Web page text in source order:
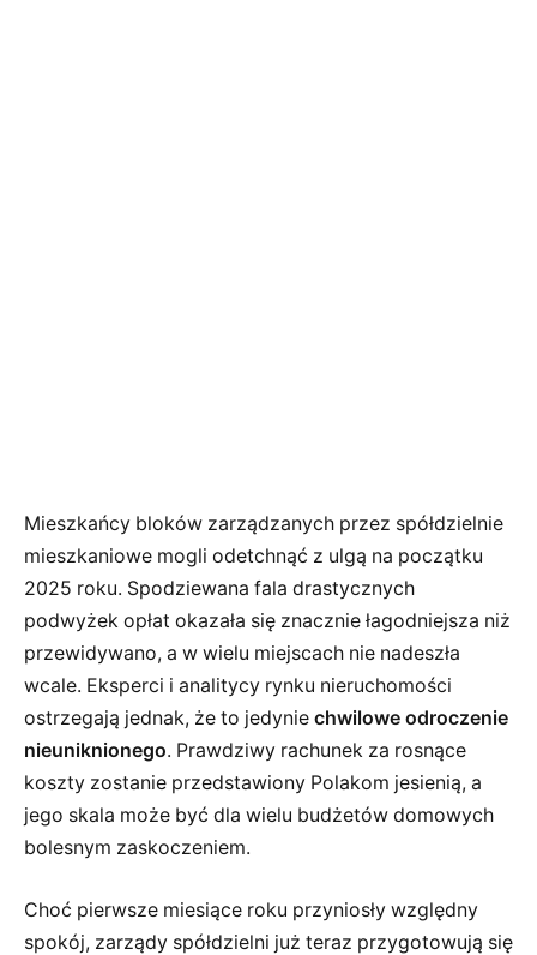
Mieszkańcy bloków zarządzanych przez spółdzielnie
mieszkaniowe mogli odetchnąć z ulgą na początku
2025 roku. Spodziewana fala drastycznych
podwyżek opłat okazała się znacznie łagodniejsza niż
przewidywano, a w wielu miejscach nie nadeszła
wcale. Eksperci i analitycy rynku nieruchomości
ostrzegają jednak, że to jedynie chwilowe odroczenie
nieuniknionego. Prawdziwy rachunek za rosnące
koszty zostanie przedstawiony Polakom jesienią, a
jego skala może być dla wielu budżetów domowych
bolesnym zaskoczeniem.
Choć pierwsze miesiące roku przyniosły względny
spokój, zarządy spółdzielni już teraz przygotowują się